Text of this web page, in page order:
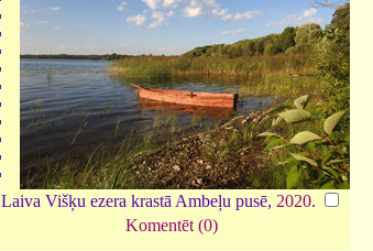
Laiva Višķu ezera krastā Ambeļu pusē, 2020.
Komentēt (0)